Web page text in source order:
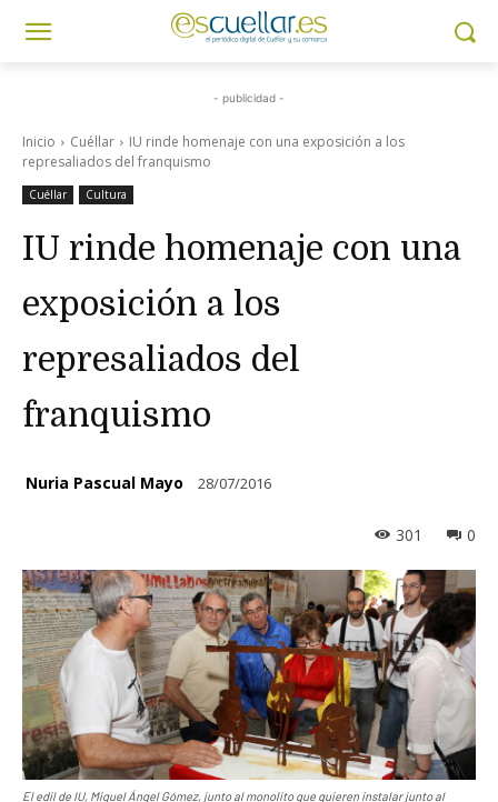
- publicidad -
Inicio Cuéllar
IU rinde homenaje con una exposición a los
represaliados del franquismo
Cuéllar Cultura
IU rinde homenaje con una
exposición a los
represaliados del
franquismo
Nuria Pascual Mayo 28/07/2016
0
301
El edil de IU, Miguel Ángel Gómez, junto al monolito que quieren instalar junto al